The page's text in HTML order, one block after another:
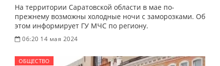
На территории Саратовской области в мае по-
прежнему возможны холодные ночи с заморозками. Об
этом информирует ГУ МЧС по региону.
06:20 14 мая 2024
ОБЩЕСТВО